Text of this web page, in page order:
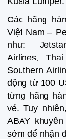
Các hãng
Việt Nam –
như: Jetstar
Airlines,
Southern
động từ 100
từng hãng
vé. Tuy
ABAY
sớm để nhận